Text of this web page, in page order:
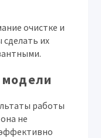
очистке и
их
модели
работы
не